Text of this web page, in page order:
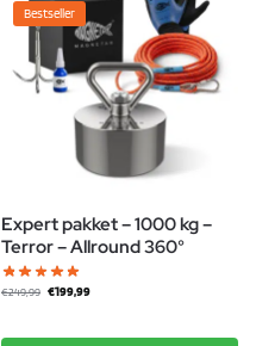
Bestseller
Expert pakket – 1000 kg –
Terror – Allround 360°
€249,99 €199,99